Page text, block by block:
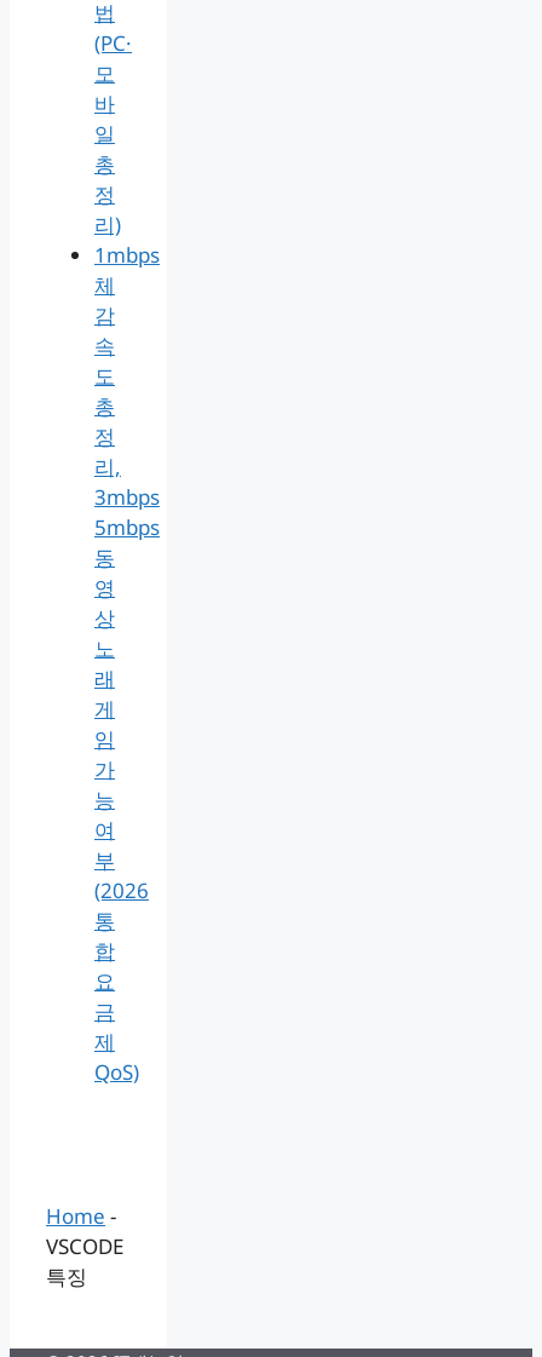
법
(PC·
모
바
일
총
정
리)
1mbps
체
감
속
도
총
정
리,
3mbps
5mbps
동
영
상
노
래
게
임
가
능
여
부
(2026
통
합
요
금
제
QoS)
Home -
VSCODE
특징